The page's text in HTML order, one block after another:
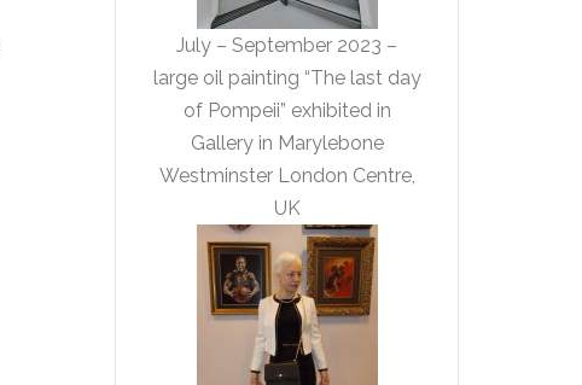
July – September 2023 –
large oil painting “The last day
of Pompeii” exhibited in
Gallery in Marylebone
Westminster London Centre,
UK